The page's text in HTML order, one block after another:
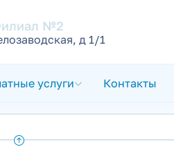
№2
д 1/1
услуги Контакты